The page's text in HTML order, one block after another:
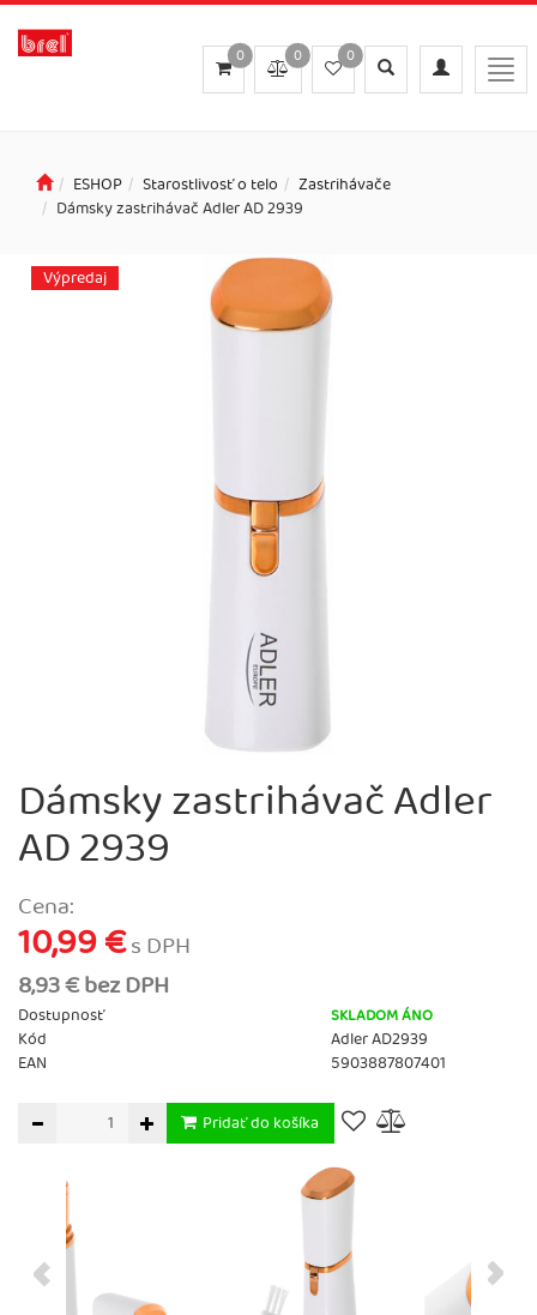
Toggle
navigation
Toggle
search
0
0
0
ESHOP Starostlivosť o telo
Zastrihávače
Dámsky zastrihávač Adler AD 2939
Výpredaj
Dámsky zastrihávač Adler
AD 2939
Cena:
10,99 €s DPH
8,93 € bez DPH
Dostupnosť SKLADOM ÁNO
Kód
Adler AD2939
EAN
5903887807401
Pridať do košíka